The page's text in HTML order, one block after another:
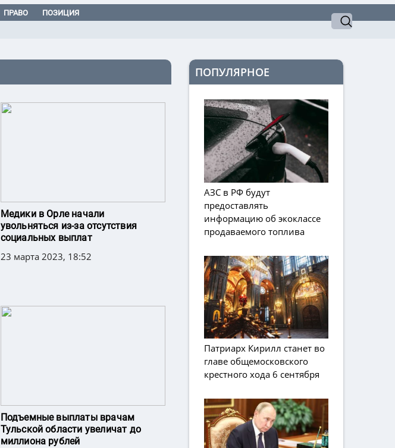
ПРАВО ПОЗИЦИЯ
Медики в Орле начали
увольняться из-за отсутствия
социальных выплат
23 марта 2023, 18:52
Подъемные выплаты врачам
Тульской области увеличат до
миллиона рублей
ПОПУЛЯРНОЕ
АЗС в РФ будут
предоставлять
информацию об экоклассе
продаваемого топлива
Патриарх Кирилл станет во
главе общемосковского
крестного хода 6 сентября